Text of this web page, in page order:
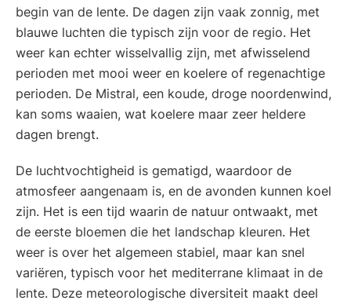
begin van de lente. De dagen zijn vaak zonnig, met
blauwe luchten die typisch zijn voor de regio. Het
weer kan echter wisselvallig zijn, met afwisselend
perioden met mooi weer en koelere of regenachtige
perioden. De Mistral, een koude, droge noordenwind,
kan soms waaien, wat koelere maar zeer heldere
dagen brengt.
De luchtvochtigheid is gematigd, waardoor de
atmosfeer aangenaam is, en de avonden kunnen koel
zijn. Het is een tijd waarin de natuur ontwaakt, met
de eerste bloemen die het landschap kleuren. Het
weer is over het algemeen stabiel, maar kan snel
variëren, typisch voor het mediterrane klimaat in de
lente. Deze meteorologische diversiteit maakt deel